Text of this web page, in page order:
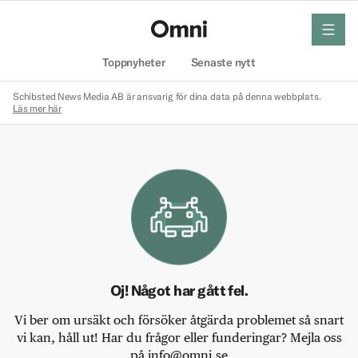
Toppnyheter Senaste nytt
meny
Schibsted News Media AB är ansvarig för dina data på denna webbplats.
Läs mer här
Oj! Något har gått fel.
Vi ber om ursäkt och försöker åtgärda problemet så snart
vi kan, håll ut! Har du frågor eller funderingar? Mejla oss